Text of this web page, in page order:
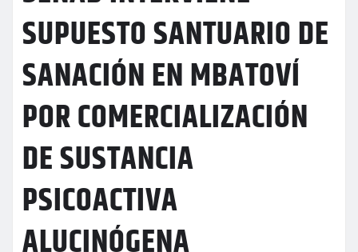
SUPUESTO SANTUARIO DE
SANACIÓN EN MBATOVÍ
POR COMERCIALIZACIÓN
DE SUSTANCIA
PSICOACTIVA